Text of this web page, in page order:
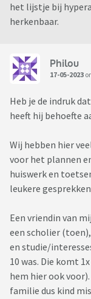
het lijstje bij
herkenbaar.
Philou
17-05-2023
Heb je de indruk
heeft hij behoefte
Wij hebben hier
voor het plannen
huiswerk en
leukere
Een vriendin van
een scholier
en studie/
10 was. Die komt
hem hier ook
familie dus kind